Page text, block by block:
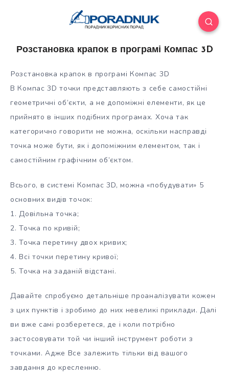
Розстановка крапок в програмі Компас 3D
Розстановка крапок в програмі Компас 3D
В Компас 3D точки представляють з себе самостійні
геометричні об’єкти, а не допоміжні елементи, як це
прийнято в інших подібних програмах. Хоча так
категорично говорити не можна, оскільки насправді
точка може бути, як і допоміжним елементом, так і
самостійним графічним об’єктом.
Всього, в системі Компас 3D, можна «побудувати» 5
основних видів точок:
1. Довільна точка;
2. Точка по кривій;
3. Точка перетину двох кривих;
4. Всі точки перетину кривої;
5. Точка на заданій відстані.
Давайте спробуємо детальніше проаналізувати кожен
з цих пунктів і зробимо до них невеликі приклади. Далі
ви вже самі розберетеся, де і коли потрібно
застосовувати той чи інший інструмент роботи з
точками. Адже Все залежить тільки від вашого
завдання до кресленню.